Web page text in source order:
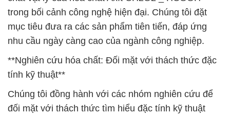
trong bối cảnh công nghệ hiện đại. Chúng tôi đặt
mục tiêu đưa ra các sản phẩm tiên tiến, đáp ứng
nhu cầu ngày càng cao của ngành công nghiệp.
**Nghiên cứu hóa chất: Đối mặt với thách thức đặc
tính kỹ thuật**
Chúng tôi đồng hành với các nhóm nghiên cứu để
đối mặt với thách thức tìm hiểu đặc tính kỹ thuật